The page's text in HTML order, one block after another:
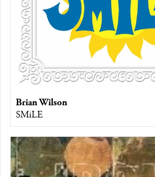
Brian Wilson
SMiLE